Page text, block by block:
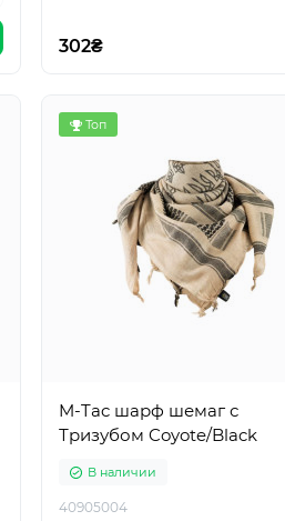
302₴
Топ
M-Tac шарф шемаг с
Тризубом Coyote/Black
В наличии
40905004